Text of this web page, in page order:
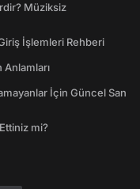
Müziksiz
İşlemleri Rehberi
Anlamları
İçin Güncel San
mi?